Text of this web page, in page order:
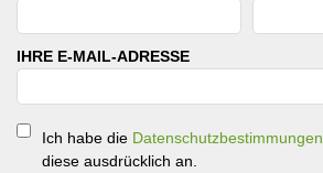
IHRE E-MAIL-ADRESSE
Ich habe die Datenschutzbestimmungen
diese ausdrücklich an.